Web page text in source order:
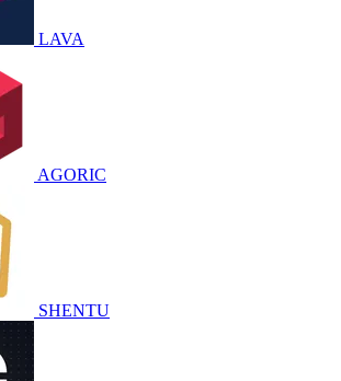
LAVA
AGORIC
SHENTU